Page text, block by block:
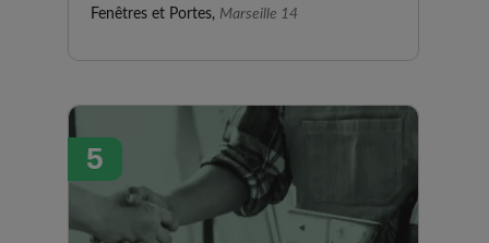
Fenêtres et Portes, Marseille 14
5